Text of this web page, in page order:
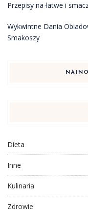
Przepisy na łatwe i
Wykwintne Dania
Smakoszy
Dieta
Inne
Kulinaria
Zdrowie